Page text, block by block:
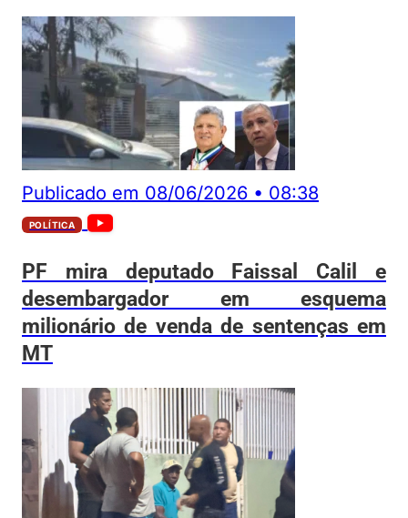
Publicado em 08/06/2026 • 08:38
POLÍTICA
PF mira deputado Faissal Calil e
desembargador em esquema
milionário de venda de sentenças em
MT